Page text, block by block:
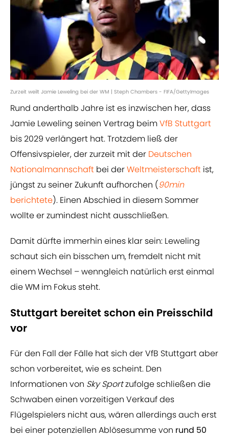
Zurzeit weilt Jamie Leweling bei der WM | Steph Chambers - FIFA/GettyImages
Rund anderthalb Jahre ist es inzwischen her, dass
Jamie Leweling seinen Vertrag beimVfB Stuttgart
bis 2029 verlängert hat. Trotzdem ließ der
Offensivspieler, der zurzeit mit der Deutschen
Nationalmannschaft bei derWeltmeisterschaft ist,
jüngst zu seiner Zukunft aufhorchen (90min
berichtete). Einen Abschied in diesem Sommer
wollte er zumindest nicht ausschließen.
Damit dürfte immerhin eines klar sein: Leweling
schaut sich ein bisschen um, fremdelt nicht mit
einem Wechsel – wenngleich natürlich erst einmal
die WM im Fokus steht.
Stuttgart bereitet schon ein Preisschild
vor
Für den Fall der Fälle hat sich der VfB Stuttgart aber
schon vorbereitet, wie es scheint. Den
Informationen von Sky Sportzufolge schließen die
Schwaben einen vorzeitigen Verkauf des
Flügelspielers nicht aus, wären allerdings auch erst
bei einer potenziellen Ablösesumme von rund 50